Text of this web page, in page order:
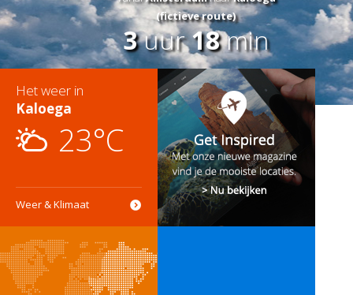
(fictieve route)
3uur18min
Het weer in
Kaloega
23°C
Weer & Klimaat